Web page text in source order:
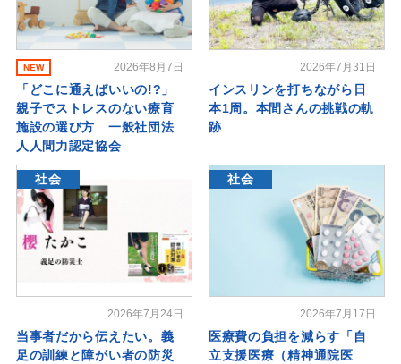
NEW 2026年8月7日
「どこに通えばいいの!?」
親子でストレスのない療育
施設の選び方 一般社団法
人人間力認定協会
2026年7月31日
インスリンを打ちながら日
本1周。本間さんの挑戦の軌
跡
社会
2026年7月24日
当事者だから伝えたい。義
足の訓練と障がい者の防災
社会
2026年7月17日
医療費の負担を減らす「自
立支援医療（精神通院医